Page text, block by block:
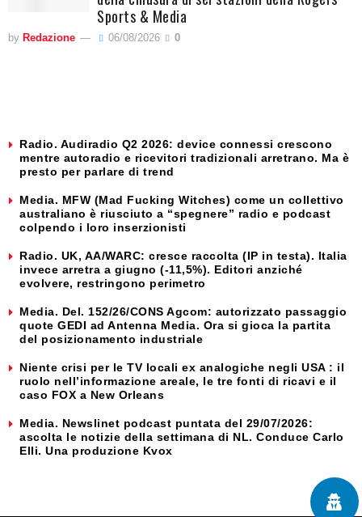
Sports & Media
by Redazione 06/08/2026 0
Radio. Audiradio Q2 2026: device connessi crescono
mentre autoradio e ricevitori tradizionali arretrano. Ma è
presto per parlare di trend
Media. MFW (Mad Fucking Witches) come un collettivo
australiano è riusciuto a “spegnere” radio e podcast
colpendo i loro inserzionisti
Radio. UK, AA/WARC: cresce raccolta (IP in testa). Italia
invece arretra a giugno (-11,5%). Editori anziché
evolvere, restringono perimetro
Media. Del. 152/26/CONS Agcom: autorizzato passaggio
quote GEDI ad Antenna Media. Ora si gioca la partita
del posizionamento industriale
Niente crisi per le TV locali ex analogiche negli USA : il
ruolo nell’informazione areale, le tre fonti di ricavi e il
caso FOX a New Orleans
Media. Newslinet podcast puntata del 29/07/2026:
ascolta le notizie della settimana di NL. Conduce Carlo
Elli. Una produzione Kvox